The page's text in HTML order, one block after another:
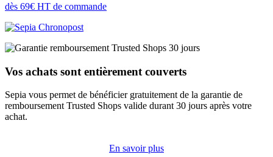
dès 69€ HT de commande
Vos achats sont entièrement couverts
Sepia vous permet de bénéficier gratuitement de la garantie de
remboursement Trusted Shops valide durant 30 jours après votre
achat.
En savoir plus